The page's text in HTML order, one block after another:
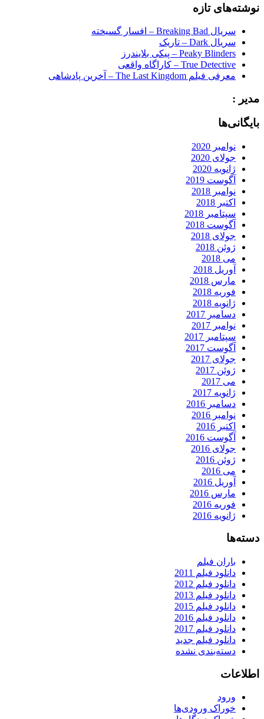
نوشته‌های تازه
سریال Breaking Bad – افسار گسیخته
سریال Dark – تاریک
Peaky Blinders – پیکی بلایندرز
True Detective – کاراگاه واقعی
معرفی فیلم The Last Kingdom – آخرین پادشاهی
مدیر :
بایگانی‌ها
نوامبر 2020
جولای 2020
ژانویه 2020
آگوست 2019
نوامبر 2018
اکتبر 2018
سپتامبر 2018
آگوست 2018
جولای 2018
ژوئن 2018
می 2018
آوریل 2018
مارس 2018
فوریه 2018
ژانویه 2018
دسامبر 2017
نوامبر 2017
سپتامبر 2017
آگوست 2017
جولای 2017
ژوئن 2017
می 2017
ژانویه 2017
دسامبر 2016
نوامبر 2016
اکتبر 2016
آگوست 2016
جولای 2016
ژوئن 2016
می 2016
آوریل 2016
مارس 2016
فوریه 2016
ژانویه 2016
دسته‌ها
باران فیلم
دانلود فیلم 2011
دانلود فیلم 2012
دانلود فیلم 2013
دانلود فیلم 2015
دانلود فیلم 2016
دانلود فیلم 2017
دانلود فیلم جدید
دسته‌بندی نشده
اطلاعات
ورود
خوراک ورودی‌ها